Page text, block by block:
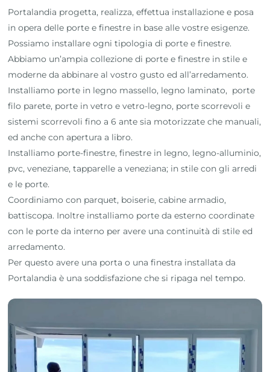
Portalandia progetta, realizza, effettua installazione e posa
in opera delle porte e finestre in base alle vostre esigenze.
Possiamo installare ogni tipologia di porte e finestre.
Abbiamo un’ampia collezione di porte e finestre in stile e
moderne da abbinare al vostro gusto ed all’arredamento.
Installiamo porte in legno massello, legno laminato, porte
filo parete, porte in vetro e vetro-legno, porte scorrevoli e
sistemi scorrevoli fino a 6 ante sia motorizzate che manuali,
ed anche con apertura a libro.
Installiamo porte-finestre, finestre in legno, legno-alluminio,
pvc, veneziane, tapparelle a veneziana; in stile con gli arredi
e le porte.
Coordiniamo con parquet, boiserie, cabine armadio,
battiscopa. Inoltre installiamo porte da esterno coordinate
con le porte da interno per avere una continuità di stile ed
arredamento.
Per questo avere una porta o una finestra installata da
Portalandia è una soddisfazione che si ripaga nel tempo.